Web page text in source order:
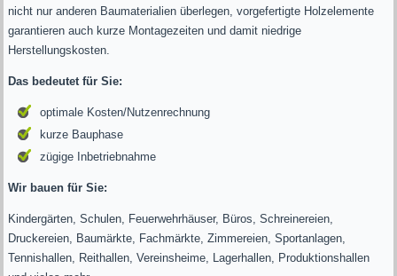
nicht nur anderen Baumaterialien überlegen, vorgefertigte Holzelemente
garantieren auch kurze Montagezeiten und damit niedrige
Herstellungskosten.
Das bedeutet für Sie:
optimale Kosten/Nutzenrechnung
kurze Bauphase
zügige Inbetriebnahme
Wir bauen für Sie:
Kindergärten, Schulen, Feuerwehrhäuser, Büros, Schreinereien,
Druckereien, Baumärkte, Fachmärkte, Zimmereien, Sportanlagen,
Tennishallen, Reithallen, Vereinsheime, Lagerhallen, Produktionshallen